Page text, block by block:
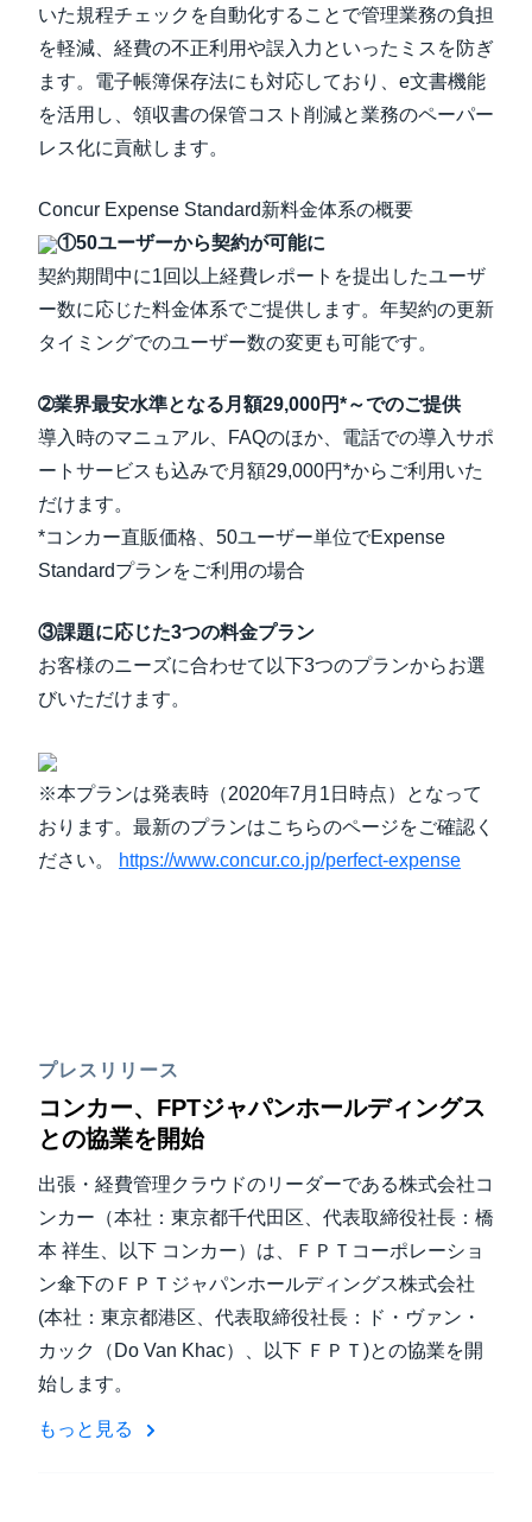
いた規程チェックを自動化することで管理業務の負担
を軽減、経費の不正利用や誤入力といったミスを防ぎ
ます。電子帳簿保存法にも対応しており、e文書機能
を活用し、領収書の保管コスト削減と業務のペーパー
レス化に貢献します。
Concur Expense Standard新料金体系の概要
①50ユーザーから契約が可能に
契約期間中に1回以上経費レポートを提出したユーザ
ー数に応じた料金体系でご提供します。年契約の更新
タイミングでのユーザー数の変更も可能です。
➁業界最安水準となる月額29,000円*～でのご提供
導入時のマニュアル、FAQのほか、電話での導入サポ
ートサービスも込みで月額29,000円*からご利用いた
だけます。
*コンカー直販価格、50ユーザー単位でExpense
Standardプランをご利用の場合
③課題に応じた3つの料金プラン
お客様のニーズに合わせて以下3つのプランからお選
びいただけます。
※本プランは発表時（2020年7月1日時点）となって
おります。最新のプランはこちらのページをご確認く
ださい。
https://www.concur.co.jp/perfect-expense
プレスリリース
コンカー、FPTジャパンホールディングス
との協業を開始
出張・経費管理クラウドのリーダーである株式会社コ
ンカー（本社：東京都千代田区、代表取締役社長：橋
本 祥生、以下 コンカー）は、ＦＰＴコーポレーショ
ン傘下のＦＰＴジャパンホールディングス株式会社
(本社：東京都港区、代表取締役社長：ド・ヴァン・
カック（Do Van Khac）、以下 ＦＰＴ)との協業を開
始します。
もっと見る